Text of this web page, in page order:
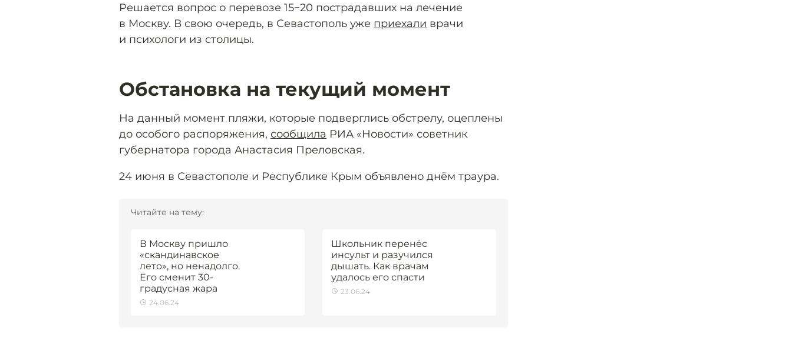
Решается вопрос о перевозе 15−20 пострадавших на лечение
в Москву. В свою очередь, в Севастополь уже приехали врачи
и психологи из столицы.
Обстановка на текущий момент
На данный момент пляжи, которые подверглись обстрелу, оцеплены
до особого распоряжения, сообщила РИА «Новости» советник
губернатора города Анастасия Преловская.
24 июня в Севастополе и Республике Крым объявлено днём траура.
Читайте на тему:
В Москву пришло
«скандинавское
лето», но ненадолго.
Его сменит 30-
градусная жара
24.06.24
Школьник перенёс
инсульт и разучился
дышать. Как врачам
удалось его спасти
23.06.24